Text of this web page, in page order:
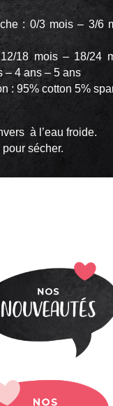
: 0/3 mois – 3/6
18 mois – 18/24
– 4 ans – 5 ans
: 95% cotton 5%
à l’eau froide.
sécher.